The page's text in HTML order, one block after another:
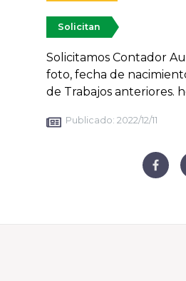
Solicitan
Solicitamos Contador
foto, fecha de
de Trabajos anteriores.
Publicado: 2022/12/11